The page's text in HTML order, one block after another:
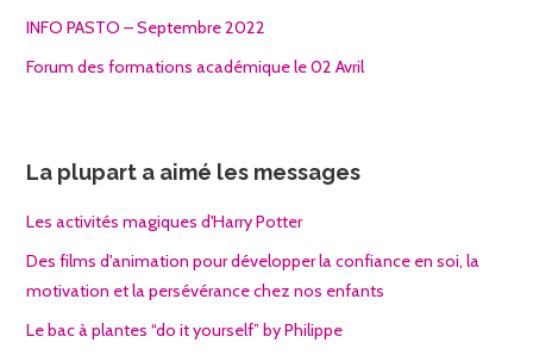
INFO PASTO – Septembre 2022
Forum des formations académique le 02 Avril
La plupart a aimé les messages
Les activités magiques d'Harry Potter
Des films d'animation pour développer la confiance en soi, la
motivation et la persévérance chez nos enfants
Le bac à plantes “do it yourself” by Philippe